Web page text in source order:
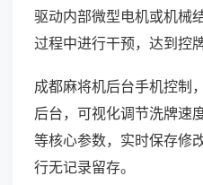
驱动内部微型电机或机械
过程中进行干预，达到控
成都麻将机后台手机控制
后台，可视化调节洗牌速
等核心参数，实时保存修
行无记录留存。